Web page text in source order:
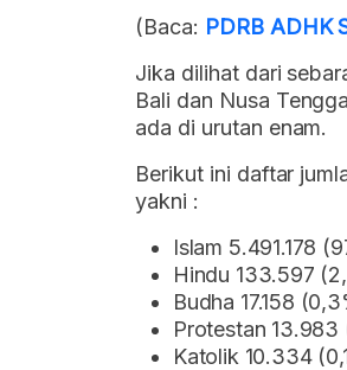
(Baca: PDRB ADHK
Jika dilihat dari
Bali dan Nusa
ada di urutan enam.
Berikut ini daftar
yakni :
Islam 5.491.178
Hindu 133.597
Budha 17.158
Protestan
Katolik 10.334